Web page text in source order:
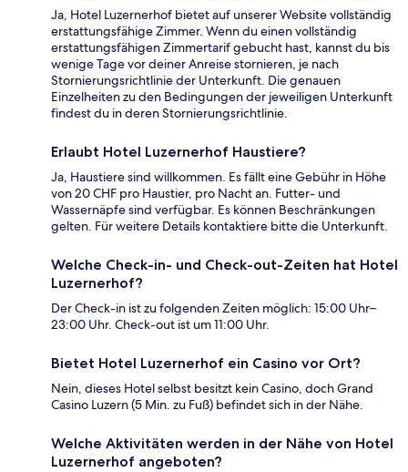
Ja, Hotel Luzernerhof bietet auf unserer Website vollständig
erstattungsfähige Zimmer. Wenn du einen vollständig
erstattungsfähigen Zimmertarif gebucht hast, kannst du bis
wenige Tage vor deiner Anreise stornieren, je nach
Stornierungsrichtlinie der Unterkunft. Die genauen
Einzelheiten zu den Bedingungen der jeweiligen Unterkunft
findest du in deren Stornierungsrichtlinie.
Erlaubt Hotel Luzernerhof Haustiere?
Ja, Haustiere sind willkommen. Es fällt eine Gebühr in Höhe
von 20 CHF pro Haustier, pro Nacht an. Futter- und
Wassernäpfe sind verfügbar. Es können Beschränkungen
gelten. Für weitere Details kontaktiere bitte die Unterkunft.
Welche Check-in- und Check-out-Zeiten hat Hotel
Luzernerhof?
Der Check-in ist zu folgenden Zeiten möglich: 15:00 Uhr–
23:00 Uhr. Check-out ist um 11:00 Uhr.
Bietet Hotel Luzernerhof ein Casino vor Ort?
Nein, dieses Hotel selbst besitzt kein Casino, doch Grand
Casino Luzern (5 Min. zu Fuß) befindet sich in der Nähe.
Welche Aktivitäten werden in der Nähe von Hotel
Luzernerhof angeboten?